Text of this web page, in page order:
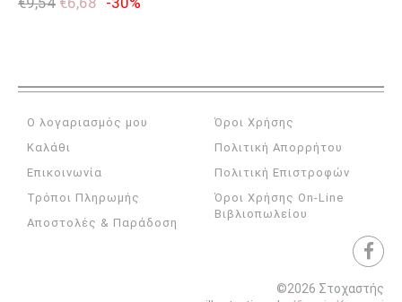
Ο λογαριασμός μου
Καλάθι
Επικοινωνία
Τρόποι Πληρωμής
Αποστολές & Παράδοση
Όροι Χρήσης
Πολιτική Απορρήτου
Πολιτική Επιστροφών
Όροι Χρήσης On-Line
Βιβλιοπωλείου
©2026 Στοχαστής